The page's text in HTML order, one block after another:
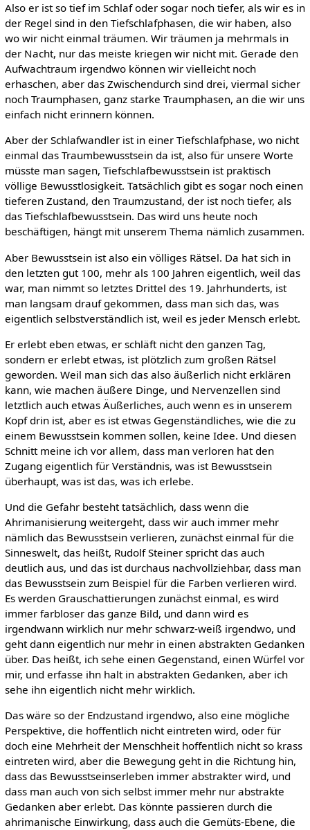
Also er ist so tief im Schlaf oder sogar noch tiefer, als wir es in
der Regel sind in den Tiefschlafphasen, die wir haben, also
wo wir nicht einmal träumen. Wir träumen ja mehrmals in
der Nacht, nur das meiste kriegen wir nicht mit. Gerade den
Aufwachtraum irgendwo können wir vielleicht noch
erhaschen, aber das Zwischendurch sind drei, viermal sicher
noch Traumphasen, ganz starke Traumphasen, an die wir uns
einfach nicht erinnern können.
Aber der Schlafwandler ist in einer Tiefschlafphase, wo nicht
einmal das Traumbewusstsein da ist, also für unsere Worte
müsste man sagen, Tiefschlafbewusstsein ist praktisch
völlige Bewusstlosigkeit. Tatsächlich gibt es sogar noch einen
tieferen Zustand, den Traumzustand, der ist noch tiefer, als
das Tiefschlafbewusstsein. Das wird uns heute noch
beschäftigen, hängt mit unserem Thema nämlich zusammen.
Aber Bewusstsein ist also ein völliges Rätsel. Da hat sich in
den letzten gut 100, mehr als 100 Jahren eigentlich, weil das
war, man nimmt so letztes Drittel des 19. Jahrhunderts, ist
man langsam drauf gekommen, dass man sich das, was
eigentlich selbstverständlich ist, weil es jeder Mensch erlebt.
Er erlebt eben etwas, er schläft nicht den ganzen Tag,
sondern er erlebt etwas, ist plötzlich zum großen Rätsel
geworden. Weil man sich das also äußerlich nicht erklären
kann, wie machen äußere Dinge, und Nervenzellen sind
letztlich auch etwas Äußerliches, auch wenn es in unserem
Kopf drin ist, aber es ist etwas Gegenständliches, wie die zu
einem Bewusstsein kommen sollen, keine Idee. Und diesen
Schnitt meine ich vor allem, dass man verloren hat den
Zugang eigentlich für Verständnis, was ist Bewusstsein
überhaupt, was ist das, was ich erlebe.
Und die Gefahr besteht tatsächlich, dass wenn die
Ahrimanisierung weitergeht, dass wir auch immer mehr
nämlich das Bewusstsein verlieren, zunächst einmal für die
Sinneswelt, das heißt, Rudolf Steiner spricht das auch
deutlich aus, und das ist durchaus nachvollziehbar, dass man
das Bewusstsein zum Beispiel für die Farben verlieren wird.
Es werden Grauschattierungen zunächst einmal, es wird
immer farbloser das ganze Bild, und dann wird es
irgendwann wirklich nur mehr schwarz-weiß irgendwo, und
geht dann eigentlich nur mehr in einen abstrakten Gedanken
über. Das heißt, ich sehe einen Gegenstand, einen Würfel vor
mir, und erfasse ihn halt in abstrakten Gedanken, aber ich
sehe ihn eigentlich nicht mehr wirklich.
Das wäre so der Endzustand irgendwo, also eine mögliche
Perspektive, die hoffentlich nicht eintreten wird, oder für
doch eine Mehrheit der Menschheit hoffentlich nicht so krass
eintreten wird, aber die Bewegung geht in die Richtung hin,
dass das Bewusstseinserleben immer abstrakter wird, und
dass man auch von sich selbst immer mehr nur abstrakte
Gedanken aber erlebt. Das könnte passieren durch die
ahrimanische Einwirkung, dass auch die Gemüts-Ebene, die